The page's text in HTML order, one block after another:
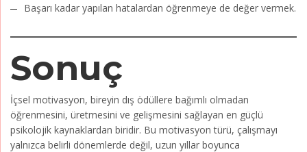
Başarı kadar yapılan hatalardan öğrenmeye de değer vermek.
Sonuç
İçsel motivasyon, bireyin dış ödüllere bağımlı olmadan
öğrenmesini, üretmesini ve gelişmesini sağlayan en güçlü
psikolojik kaynaklardan biridir. Bu motivasyon türü, çalışmayı
yalnızca belirli dönemlerde değil, uzun yıllar boyunca